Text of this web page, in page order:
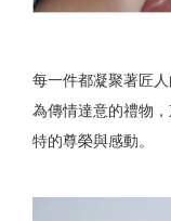
每一件都凝聚著匠
為傳情達意的禮物
特的尊榮與感動。